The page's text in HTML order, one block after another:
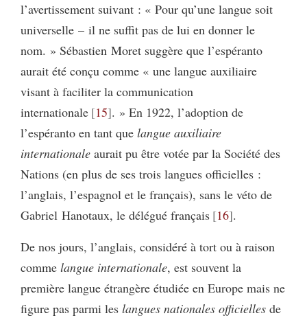
l’avertissement suivant : « Pour qu’une langue soit
universelle – il ne suffit pas de lui en donner le
nom. » Sébastien Moret suggère que l’espéranto
aurait été conçu comme « une langue auxiliaire
visant à faciliter la communication
internationale 15 . » En 1922, l’adoption de
l’espéranto en tant que langue auxiliaire
internationale aurait pu être votée par la Société des
Nations (en plus de ses trois langues officielles :
l’anglais, l’espagnol et le français), sans le véto de
Gabriel Hanotaux, le délégué français 16 .
De nos jours, l’anglais, considéré à tort ou à raison
comme langue internationale, est souvent la
première langue étrangère étudiée en Europe mais ne
figure pas parmi les langues nationales officielles de